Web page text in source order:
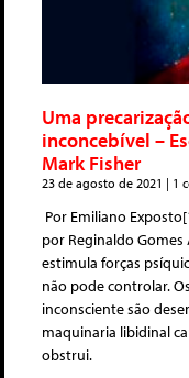
Uma
inconcebível –
Mark Fisher
23 de agosto de 2021 1
Por Emiliano
por Reginaldo
estimula forças
não pode controlar.
inconsciente são
maquinaria libidinal
obstrui.